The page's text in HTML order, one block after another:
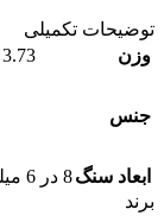
توضیحات تکمیلی
وزن
3.73 گرم
جنس
ابعاد سنگ8 در 6 میلیمتر
برند